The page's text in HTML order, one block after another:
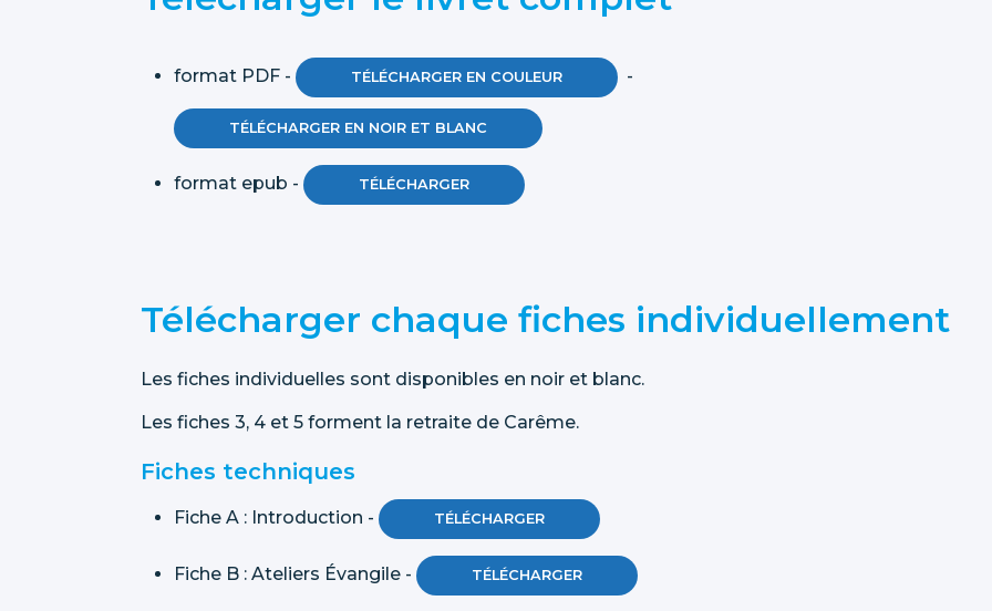
format PDF - TÉLÉCHARGER EN COULEUR -
TÉLÉCHARGER EN NOIR ET BLANC
format epub - TÉLÉCHARGER
Télécharger chaque fiches individuellement
Les fiches individuelles sont disponibles en noir et blanc.
Les fiches 3, 4 et 5 forment la retraite de Carême.
Fiches techniques
Fiche A : Introduction - TÉLÉCHARGER
Fiche B : Ateliers Évangile - TÉLÉCHARGER